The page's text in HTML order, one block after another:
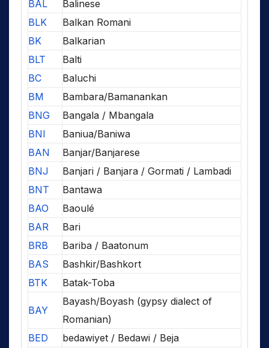
BAL
Balinese
BLK
Balkan Romani
BK
Balkarian
BLT
Balti
BC
Baluchi
BM
Bambara/Bamanankan
BNG
Bangala / Mbangala
BNI
Baniua/Baniwa
BAN
Banjar/Banjarese
BNJ
Banjari / Banjara / Gormati / Lambadi
BNT
Bantawa
BAO
Baoulé
BAR
Bari
BRB
Bariba / Baatonum
BAS
Bashkir/Bashkort
BTK
Batak-Toba
BAY
Bayash/Boyash (gypsy dialect of
Romanian)
BED
bedawiyet / Bedawi / Beja